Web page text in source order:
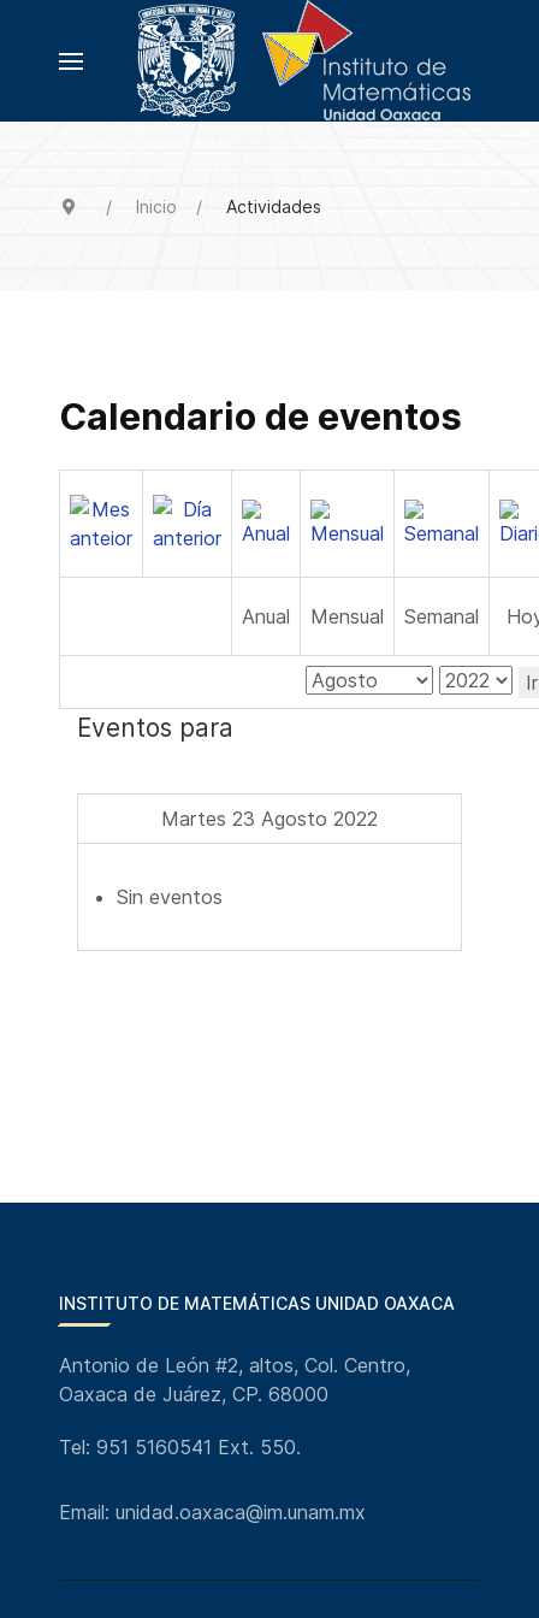
Inicio Actividades
Calendario de eventos
Anual Mensual Semanal
Eventos para
Martes 23 Agosto 2022
Sin eventos
INSTITUTO DE MATEMÁTICAS UNIDAD OAXACA
Antonio de León #2, altos, Col. Centro,
Oaxaca de Juárez, CP. 68000
Tel: 951 5160541 Ext. 550.
Email: unidad.oaxaca@im.unam.mx